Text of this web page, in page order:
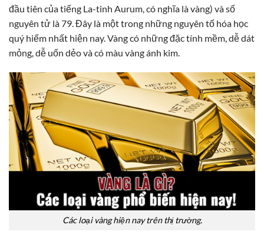
đầu tiên của tiếng La-tinh Aurum, có nghĩa là vàng) và số
nguyên tử là 79. Đây là một trong những nguyên tố hóa học
quý hiếm nhất hiện nay. Vàng có những đặc tính mềm, dễ dát
mỏng, dễ uốn dẻo và có màu vàng ánh kim.
Các loại vàng hiện nay trên thị trường.